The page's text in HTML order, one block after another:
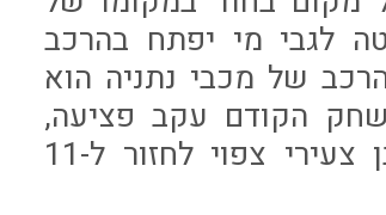
לגבי מי יפתח בהרכב
של מכבי נתניה הוא
העדרות במשחק הקודם עקב פציעה,
כאשר גם בהגנה צפוי להיות שינוי לאחר שבן צעירי צפוי לחזור ל-11